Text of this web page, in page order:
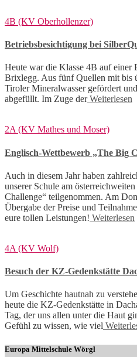
4B (KV Oberhollenzer)
Betriebsbesichtigung bei
Heute war die Klasse 4B auf einer
Brixlegg. Aus fünf Quellen mit bis
Tiroler Mineralwasser gefördert
abgefüllt. Im Zuge derWeiterlesen
2A (KV Mathes und Moser)
Englisch-Wettbewerb „The Big
Auch in diesem Jahr haben
unserer Schule am
Challenge“ teilgenommen. Am
Übergabe der Preise und
eure tollen Leistungen! Weiterlesen
4A (KV Wolf)
Besuch der KZ-Gedenkstätte
Um Geschichte hautnah zu
heute die KZ-Gedenkstätte in
Tag, der uns allen unter die Haut
Gefühl zu wissen, wie viel
Europa Mittelschule Wörgl